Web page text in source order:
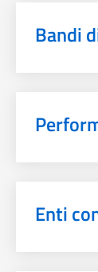
Bandi
Enti